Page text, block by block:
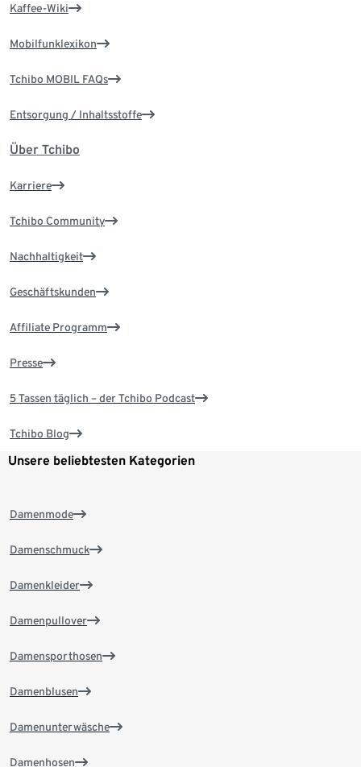
Kaffee-Wiki
Mobilfunklexikon
Tchibo MOBIL FAQs
Entsorgung / Inhaltsstoffe
Über Tchibo
Karriere
Tchibo Community
Nachhaltigkeit
Geschäftskunden
Affiliate Programm
Presse
5 Tassen täglich – der Tchibo Podcast
Tchibo Blog
Unsere beliebtesten Kategorien
Damenmode
Damenschmuck
Damenkleider
Damenpullover
Damensporthosen
Damenblusen
Damenunterwäsche
Damenhosen